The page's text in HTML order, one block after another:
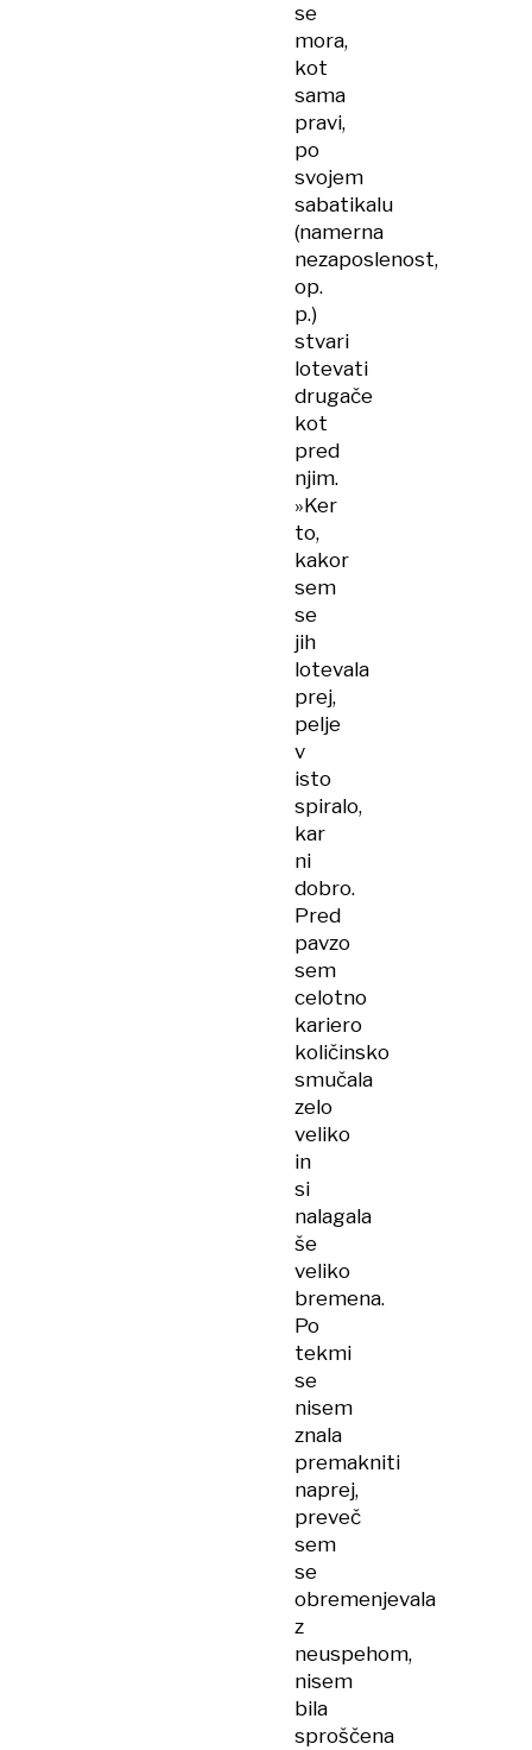
se
mora,
kot
sama
pravi,
po
svojem
sabatikalu
(namerna
nezaposlenost,
op.
p.)
stvari
lotevati
drugače
kot
pred
njim.
»Ker
to,
kakor
sem
se
jih
lotevala
prej,
pelje
v
isto
spiralo,
kar
ni
dobro.
Pred
pavzo
sem
celotno
kariero
količinsko
smučala
zelo
veliko
in
si
nalagala
še
veliko
bremena.
Po
tekmi
se
nisem
znala
premakniti
naprej,
preveč
sem
se
obremenjevala
z
neuspehom,
nisem
bila
sproščena